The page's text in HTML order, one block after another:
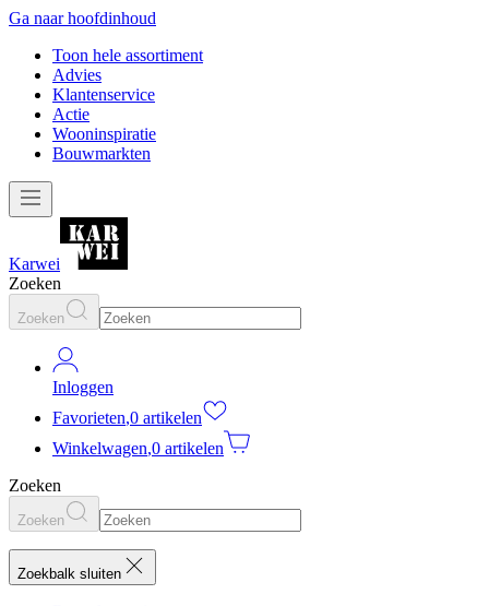
Ga naar hoofdinhoud
Toon hele assortiment
Advies
Klantenservice
Actie
Wooninspiratie
Bouwmarkten
Karwei
Zoeken
Zoeken
Inloggen
Favorieten,0 artikelen
Winkelwagen,0 artikelen
Zoeken
Zoeken
Zoekbalk sluiten